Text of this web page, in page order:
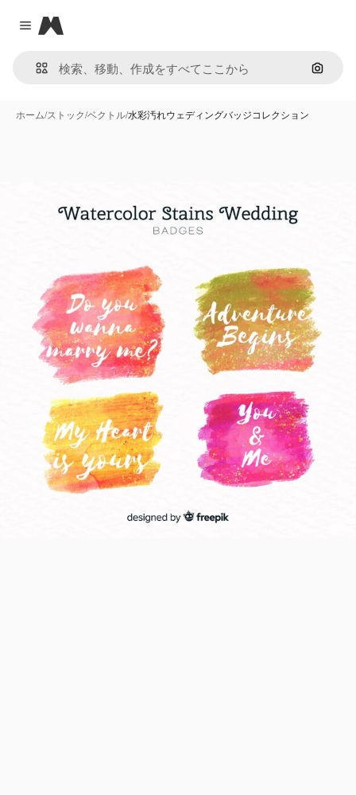
Close menu
Magnific
画像で
ホーム/ストック/ベクトル/水彩汚れウェディングバッジコレクション